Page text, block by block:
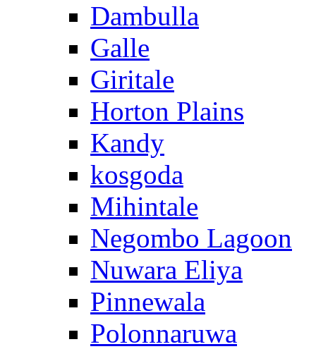
Dambulla
Galle
Giritale
Horton Plains
Kandy
kosgoda
Mihintale
Negombo Lagoon
Nuwara Eliya
Pinnewala
Polonnaruwa